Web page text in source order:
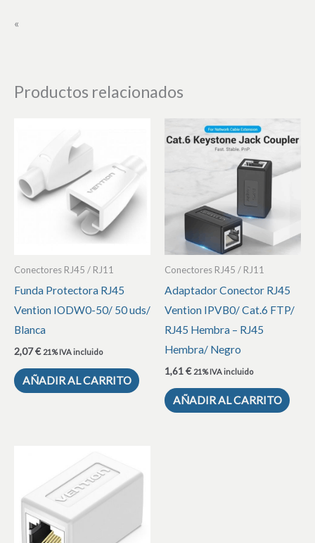
«
Productos relacionados
Conectores RJ45 / RJ11
Funda Protectora RJ45
Vention IODW0-50/ 50 uds/
Blanca
2,07€ 21% IVA incluido
AÑADIR AL CARRITO
Conectores RJ45 / RJ11
Adaptador Conector RJ45
Vention IPVB0/ Cat.6 FTP/
RJ45 Hembra – RJ45
Hembra/ Negro
1,61€ 21% IVA incluido
AÑADIR AL CARRITO